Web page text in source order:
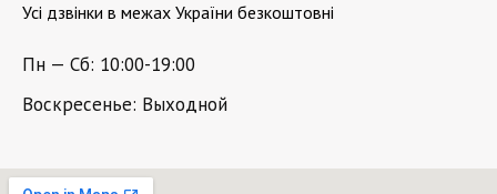
Усі дзвінки в межах України безкоштовні
Пн — Сб: 10:00-19:00
Воскресенье: Выходной